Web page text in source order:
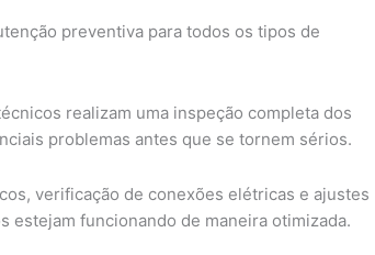
preventiva para todos os tipos de
realizam uma inspeção completa dos
problemas antes que se tornem sérios.
verificação de conexões elétricas e ajustes
estejam funcionando de maneira otimizada.